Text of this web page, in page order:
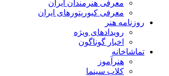
معرفی هنرمندان ایران
معرفی کیوریتورهای ایران
روزنامه هنر
رویدادهای ویژه
اخبار گوناگون
تماشاخانه
هنرآموز
کلاب سینما